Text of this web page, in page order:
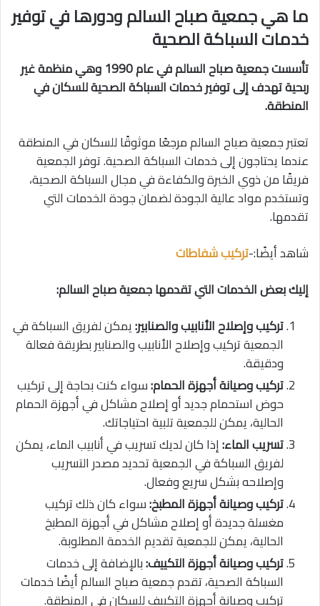
ما هي جمعية صباح السالم ودورها في توفير
خدمات السباكة الصحية
تأسست جمعية صباح السالم في عام 1990 وهي منظمة غير
ربحية تهدف إلى توفير خدمات السباكة الصحية للسكان في
المنطقة.
تعتبر جمعية صباح السالم مرجعًا موثوقًا للسكان في المنطقة
عندما يحتاجون إلى خدمات السباكة الصحية. توفر الجمعية
فريقًا من ذوي الخبرة والكفاءة في مجال السباكة الصحية،
وتستخدم مواد عالية الجودة لضمان جودة الخدمات التي
تقدمها.
شاهد أيضًا:-تركيب شفاطات
إليك بعض الخدمات التي تقدمها جمعية صباح السالم:
تركيب وإصلاح الأنابيب والصنابير:يمكن لفريق السباكة في
الجمعية تركيب وإصلاح الأنابيب والصنابير بطريقة فعالة
ودقيقة.
تركيب وصيانة أجهزة الحمام:سواء كنت بحاجة إلى تركيب
حوض استحمام جديد أو إصلاح مشاكل في أجهزة الحمام
الحالية، يمكن للجمعية تلبية احتياجاتك.
تسريب الماء:إذا كان لديك تسريب في أنابيب الماء، يمكن
لفريق السباكة في الجمعية تحديد مصدر التسريب
وإصلاحه بشكل سريع وفعال.
تركيب وصيانة أجهزة المطبخ:سواء كان ذلك تركيب
مغسلة جديدة أو إصلاح مشاكل في أجهزة المطبخ
الحالية، يمكن للجمعية تقديم الخدمة المطلوبة.
تركيب وصيانة أجهزة التكييف:بالإضافة إلى خدمات
السباكة الصحية، تقدم جمعية صباح السالم أيضًا خدمات
تركيب وصيانة أجهزة التكييف للسكان في المنطقة.